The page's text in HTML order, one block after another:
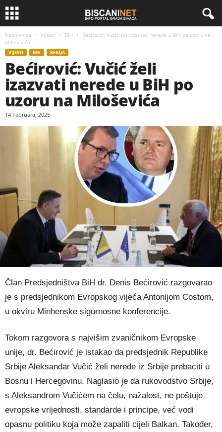
Naslovnica Vijesti BiH
Bećirović: Vučić želi izazvati nerede u BiH po uzoru na
Miloševića
VIJESTI BIH REGIJA
Bećirović: Vučić želi
izazvati nerede u BiH po
uzoru na Miloševića
14 Februara, 2025
Član Predsjedništva BiH dr. Denis Bećirović razgovarao
je s predsjednikom Evropskog vijeća Antonijom Costom,
u okviru Minhenske sigurnosne konferencije.
Tokom razgovora s najvišim zvaničnikom Evropske
unije, dr. Bećirović je istakao da predsjednik Republike
Srbije Aleksandar Vučić želi nerede iz Srbije prebaciti u
Bosnu i Hercegovinu. Naglasio je da rukovodstvo Srbije,
s Aleksandrom Vučićem na čelu, nažalost, ne poštuje
evropske vrijednosti, standarde i principe, već vodi
opasnu politiku koja može zapaliti cijeli Balkan. Također,